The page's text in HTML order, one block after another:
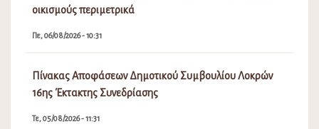
οικισμούς περιμετρικά
Πε, 06/08/2026 - 10:31
Πίνακας Αποφάσεων Δημοτικού Συμβουλίου Λοκρών
16ης Έκτακτης Συνεδρίασης
Τε, 05/08/2026 - 11:31